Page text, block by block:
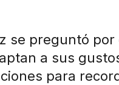
se preguntó
a sus
para